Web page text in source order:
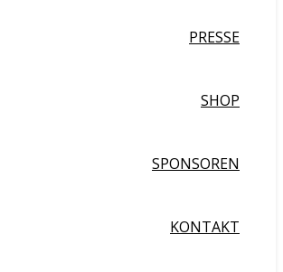
PRESSE
SHOP
SPONSOREN
KONTAKT